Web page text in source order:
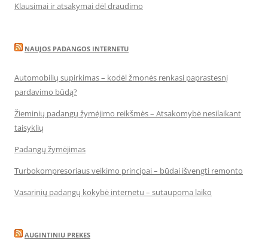
Klausimai ir atsakymai dėl draudimo
NAUJOS PADANGOS INTERNETU
Automobilių supirkimas – kodėl žmonės renkasi paprastesnį
pardavimo būdą?
Žieminių padangų žymėjimo reikšmės – Atsakomybė nesilaikant
taisyklių
Padangų žymėjimas
Turbokompresoriaus veikimo principai – būdai išvengti remonto
Vasarinių padangų kokybė internetu – sutaupoma laiko
AUGINTINIU PREKES